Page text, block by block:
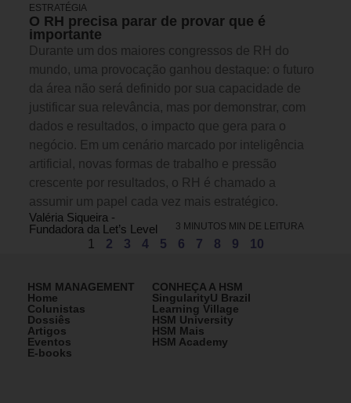
ESTRATÉGIA
O RH precisa parar de provar que é
importante
Durante um dos maiores congressos de RH do
mundo, uma provocação ganhou destaque: o futuro
da área não será definido por sua capacidade de
justificar sua relevância, mas por demonstrar, com
dados e resultados, o impacto que gera para o
negócio. Em um cenário marcado por inteligência
artificial, novas formas de trabalho e pressão
crescente por resultados, o RH é chamado a
assumir um papel cada vez mais estratégico.
Valéria Siqueira -
Fundadora da Let’s Level
3 MINUTOS MIN DE LEITURA
1 2 3 4 5 6 7 8 9 10
HSM MANAGEMENT
Home
Colunistas
Dossiês
Artigos
Eventos
E-books
CONHEÇA A HSM
SingularityU Brazil
Learning Village
HSM University
HSM Mais
HSM Academy